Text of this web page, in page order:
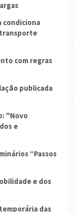
condiciona
com regras
publicada
"Novo
e
“Passos
e dos
das